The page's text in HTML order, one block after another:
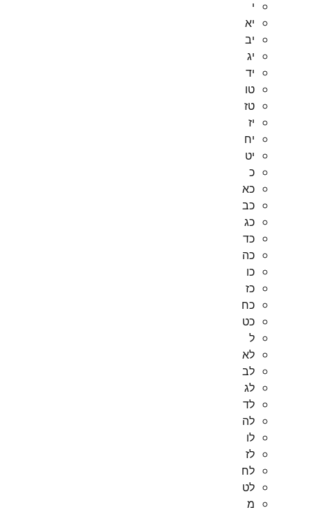
י
יא
יב
יג
יד
טו
טז
יז
יח
יט
כ
כא
כב
כג
כד
כה
כו
כז
כח
כט
ל
לא
לב
לג
לד
לה
לו
לז
לח
לט
מ